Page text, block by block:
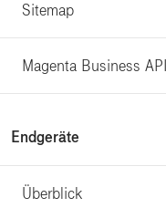
Sitemap
Magenta Business API
Endgeräte
Überblick